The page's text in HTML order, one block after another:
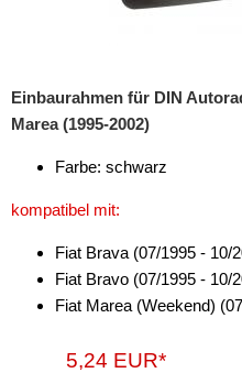
Antennenstab
Antennenstecker
Antennenverstärker
Antennenzubehör
Aux-In-Adapter
Einbaurahmen für DIN
Marea (1995-2002)
Farbe: schwarz
kompatibel mit:
Fiat Brava (07/1995 - 10/
Fiat Bravo (07/1995 - 10/
Fiat Marea (Weekend)
5,24 EUR*